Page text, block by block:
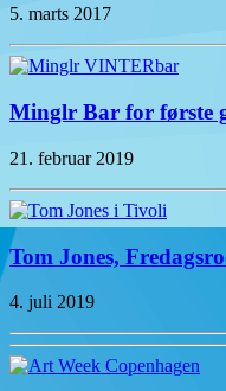
5. marts 2017
Minglr Bar for første
21. februar 2019
Tom Jones,
4. juli 2019